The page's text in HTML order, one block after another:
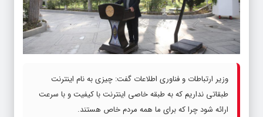
وزیر ارتباطات و فناوری اطلاعات گفت: چیزی به نام اینترنت
طبقاتی نداریم که به طبقه خاصی اینترنت با کیفیت و با سرعت
ارائه شود چرا که برای ما همه مردم خاص هستند.